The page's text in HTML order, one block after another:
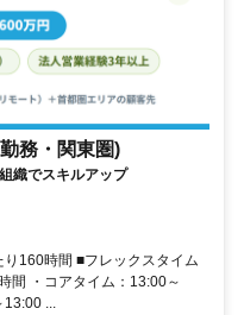
務・関東圏)
織でスキルアップ
160時間 ■フレックスタイム
間 ・コアタイム：13:00～
13:00 ...